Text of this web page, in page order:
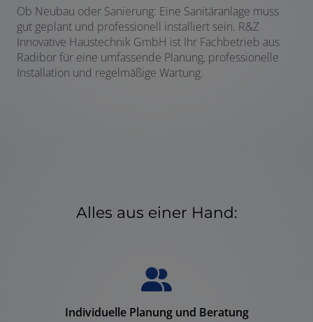
Ob Neubau oder Sanierung: Eine Sanitäranlage muss
gut geplant und professionell installiert sein. R&Z
Innovative Haustechnik GmbH ist Ihr Fachbetrieb aus
Radibor für eine umfassende Planung, professionelle
Installation und regelmäßige Wartung.
Alles aus einer Hand:
Individuelle Planung und Beratung